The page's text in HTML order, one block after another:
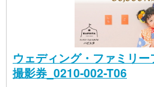
ウェディング・ファミリ
撮影券_0210-002-T06